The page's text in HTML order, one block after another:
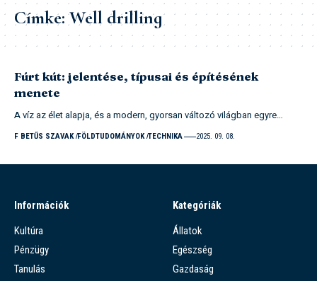
Címke:Well drilling
Fúrt kút: jelentése, típusai és építésének
menete
A víz az élet alapja, és a modern, gyorsan változó világban egyre…
F BETŰS SZAVAK FÖLDTUDOMÁNYOK TECHNIKA 2025. 09. 08.
Információk
Kultúra
Pénzügy
Tanulás
Kategóriák
Állatok
Egészség
Gazdaság